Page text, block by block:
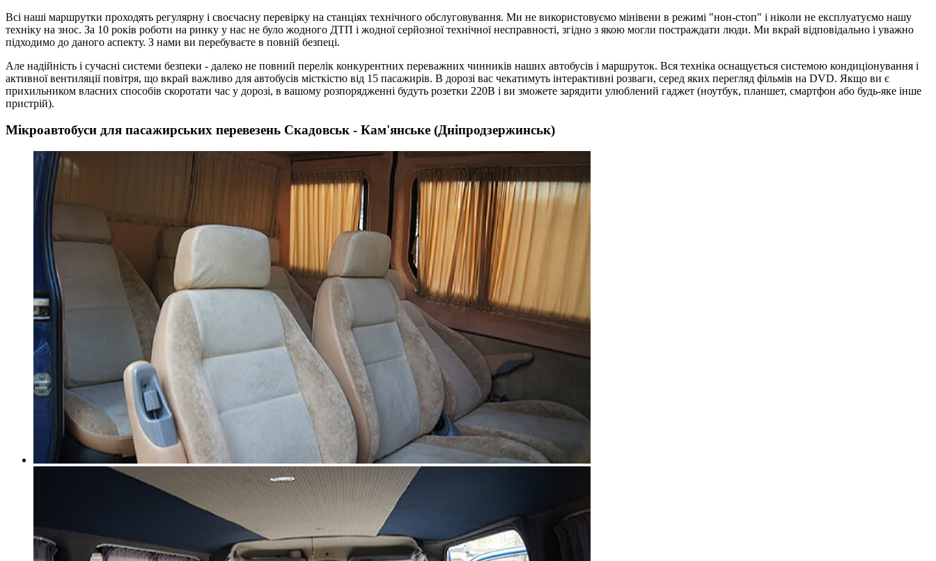
Всі наші маршрутки проходять регулярну і своєчасну перевірку на станціях технічного обслуговування. Ми не використовуємо мінівени в режимі "нон-стоп" і ніколи не експлуатуємо нашу
техніку на знос. За 10 років роботи на ринку у нас не було жодного ДТП і жодної серйозної технічної несправності, згідно з якою могли постраждати люди. Ми вкрай відповідально і уважно
підходимо до даного аспекту. З нами ви перебуваєте в повній безпеці.
Але надійність і сучасні системи безпеки - далеко не повний перелік конкурентних переважних чинників наших автобусів і маршруток. Вся техніка оснащується системою кондиціонування і
активної вентиляції повітря, що вкрай важливо для автобусів місткістю від 15 пасажирів. В дорозі вас чекатимуть інтерактивні розваги, серед яких перегляд фільмів на DVD. Якщо ви є
прихильником власних способів скоротати час у дорозі, в вашому розпорядженні будуть розетки 220В і ви зможете зарядити улюблений гаджет (ноутбук, планшет, смартфон або будь-яке інше
пристрій).
Мікроавтобуси для пасажирських перевезень Скадовськ - Кам'янське (Дніпродзержинськ)